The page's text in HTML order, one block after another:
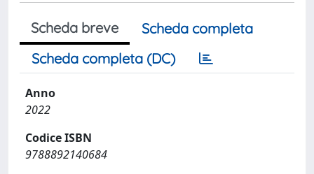
Scheda breve
Scheda completa
Scheda completa (DC)
Anno
2022
Codice ISBN
9788892140684